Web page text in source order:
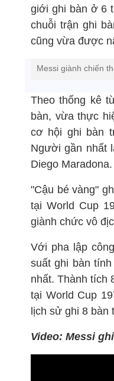
giới ghi bàn ở 6
chuỗi trận ghi
cũng vừa được
Messi giành chiến
Theo thống kê
bàn, vừa thực
cơ hội ghi bàn
Người gần nhất
Diego Maradona.
"Cậu bé vàng"
tại World Cup
giành chức vô
Với pha lập
suất ghi bàn
nhất. Thành tích
tại World Cup
lịch sử ghi 8 bàn
Video: Messi